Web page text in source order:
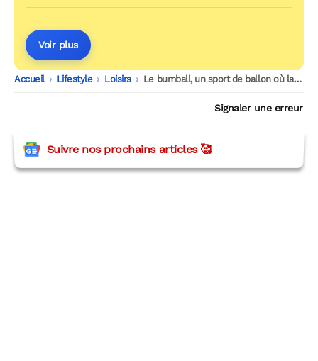
Voir plus
Accueil -
Lifestyle -
Loisirs -
Le bumball, un sport de ballon où la créativité entre en jeu !
Signaler une erreur
Suivre nos prochains articles 🥰